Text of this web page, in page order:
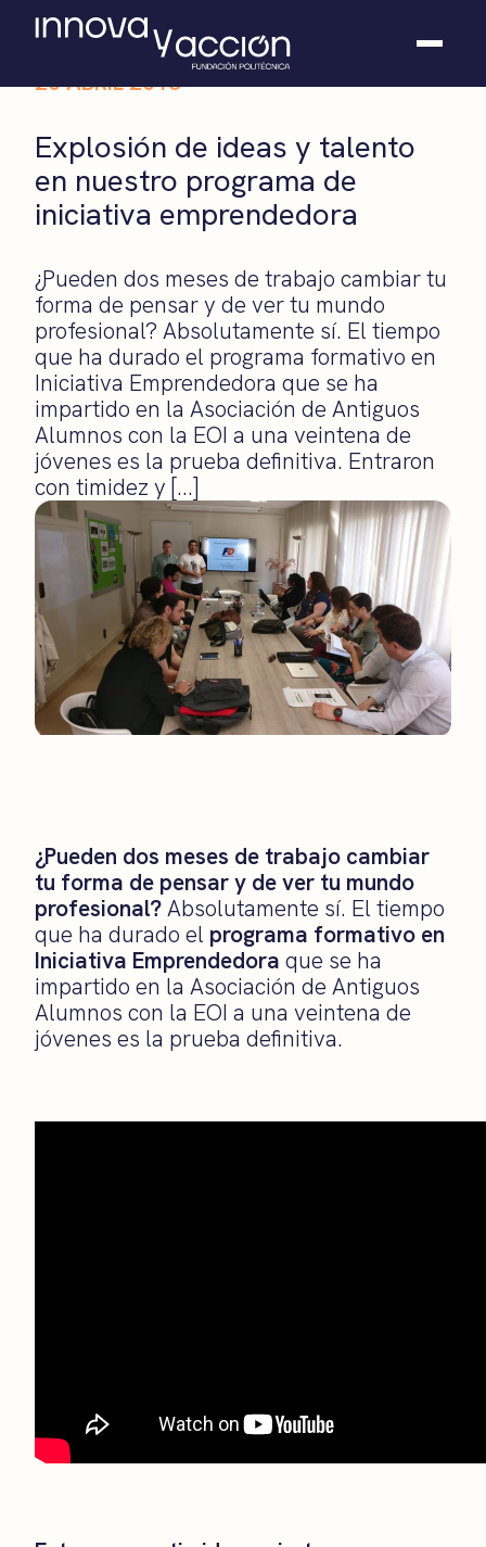
Somos fundación
Casos de éxito
Hackathones
Contacto
20 ABRIL 2018
Explosión de ideas y talento
en nuestro programa de
iniciativa emprendedora
¿Pueden dos meses de trabajo cambiar tu
forma de pensar y de ver tu mundo
profesional? Absolutamente sí. El tiempo
que ha durado el programa formativo en
Iniciativa Emprendedora que se ha
impartido en la Asociación de Antiguos
Alumnos con la EOI a una veintena de
jóvenes es la prueba definitiva. Entraron
con timidez y […]
¿Pueden dos meses de trabajo cambiar
tu forma de pensar y de ver tu mundo
profesional?Absolutamente sí. El tiempo
que ha durado el programa formativo en
Iniciativa Emprendedora que se ha
impartido en la Asociación de Antiguos
Alumnos con la EOI a una veintena de
jóvenes es la prueba definitiva.